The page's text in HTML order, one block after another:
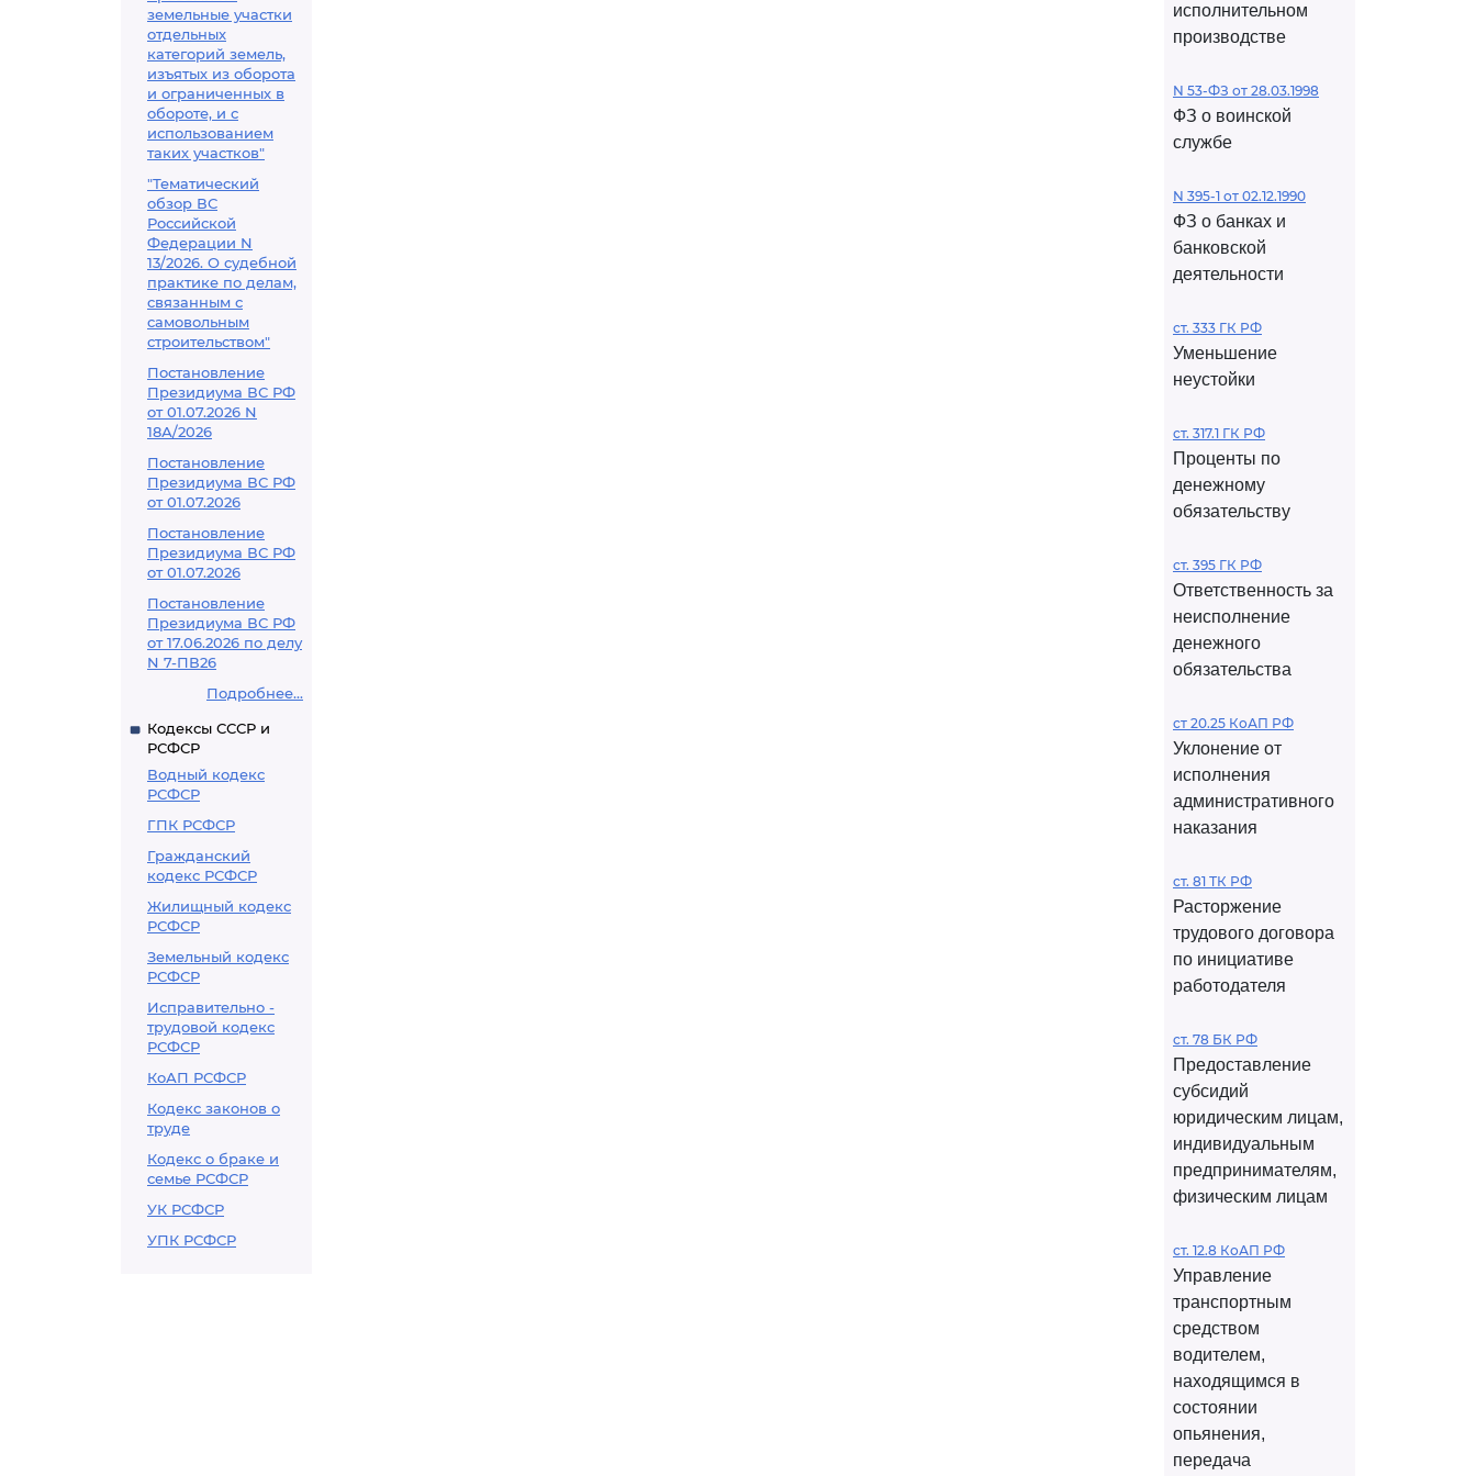
земельные участки
отдельных
категорий земель,
изъятых из оборота
и ограниченных в
обороте, и с
использованием
таких участков"
"Тематический
обзор ВС
Российской
Федерации N
13/2026. О судебной
практике по делам,
связанным с
самовольным
строительством"
Постановление
Президиума ВС РФ
от 01.07.2026 N
18А/2026
Постановление
Президиума ВС РФ
от 01.07.2026
Постановление
Президиума ВС РФ
от 01.07.2026
Постановление
Президиума ВС РФ
от 17.06.2026 по делу
N 7-ПВ26
Подробнее...
Кодексы СССР и
РСФСР
Водный кодекс
РСФСР
ГПК РСФСР
Гражданский
кодекс РСФСР
Жилищный кодекс
РСФСР
Земельный кодекс
РСФСР
Исправительно -
трудовой кодекс
РСФСР
КоАП РСФСР
Кодекс законов о
труде
Кодекс о браке и
семье РСФСР
УК РСФСР
УПК РСФСР
исполнительном
производстве
N 53-ФЗ от 28.03.1998
ФЗ о воинской
службе
N 395-1 от 02.12.1990
ФЗ о банках и
банковской
деятельности
ст. 333 ГК РФ
Уменьшение
неустойки
ст. 317.1 ГК РФ
Проценты по
денежному
обязательству
ст. 395 ГК РФ
Ответственность за
неисполнение
денежного
обязательства
ст 20.25 КоАП РФ
Уклонение от
исполнения
административного
наказания
ст. 81 ТК РФ
Расторжение
трудового договора
по инициативе
работодателя
ст. 78 БК РФ
Предоставление
субсидий
юридическим лицам,
индивидуальным
предпринимателям,
физическим лицам
ст. 12.8 КоАП РФ
Управление
транспортным
средством
водителем,
находящимся в
состоянии
опьянения,
передача